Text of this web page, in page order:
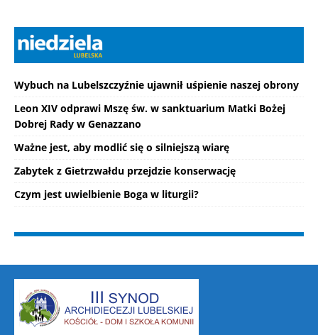
Wybuch na Lubelszczyźnie ujawnił uśpienie naszej obrony
Leon XIV odprawi Mszę św. w sanktuarium Matki Bożej
Dobrej Rady w Genazzano
Ważne jest, aby modlić się o silniejszą wiarę
Zabytek z Gietrzwałdu przejdzie konserwację
Czym jest uwielbienie Boga w liturgii?